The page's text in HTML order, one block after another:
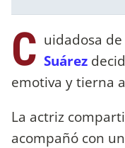
C uidadosa
Suárez
emotiva y tierna
La actriz
acompañó con